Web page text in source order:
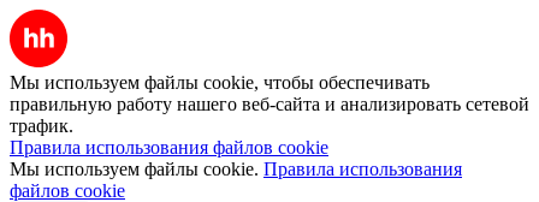
Мы используем файлы cookie, чтобы обеспечивать
правильную работу нашего веб-сайта и анализировать сетевой
трафик.
Правила использования файлов cookie
Мы используем файлы cookie. Правила использования
файлов cookie